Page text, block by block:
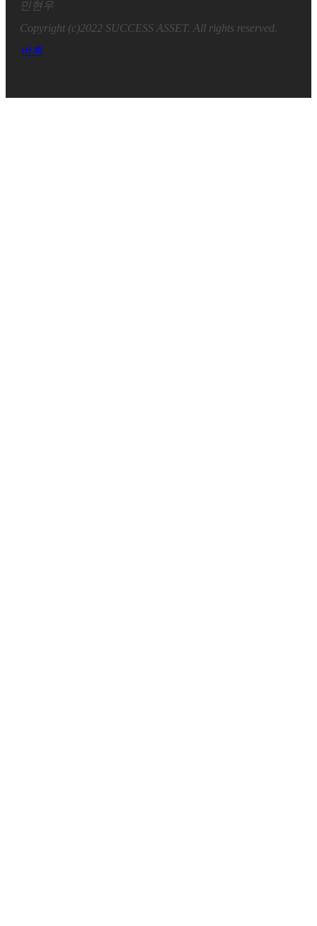
민현우
Copyright (c)2022 SUCCESS ASSET. All rights reserved.
버튼